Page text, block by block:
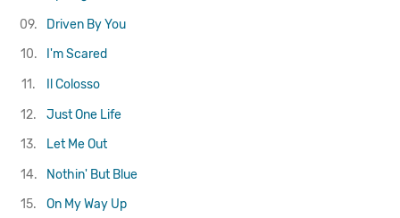
09.
Driven By You
10.
I'm Scared
11.
Il Colosso
12.
Just One Life
13.
Let Me Out
14.
Nothin' But Blue
15.
On My Way Up